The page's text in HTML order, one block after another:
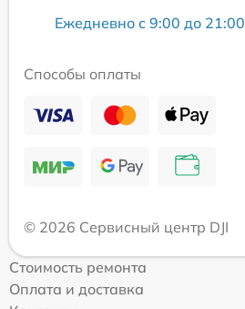
Ежедневно с 9:00 до 21:00
Способы оплаты
© 2026 Сервисный центр DJI
Стоимость ремонта
Оплата и доставка